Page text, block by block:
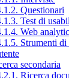
Questionari
Test di
Web
Strumenti di
secondaria
Ricerca